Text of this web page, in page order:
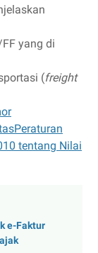
yang di
(freight
tentang Nilai
e-Faktur